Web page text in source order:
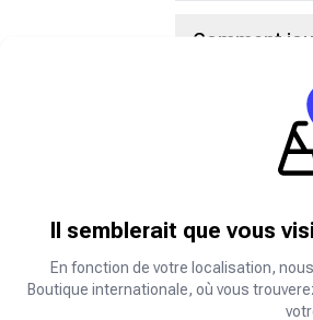
Comment
Download
game starts
way, ensure
playing style
Qu'est-ce
Les diamants
Free Fire afin
Il semblerait que vous
En fonction de votre localisation,
Boutique internationale, où vous